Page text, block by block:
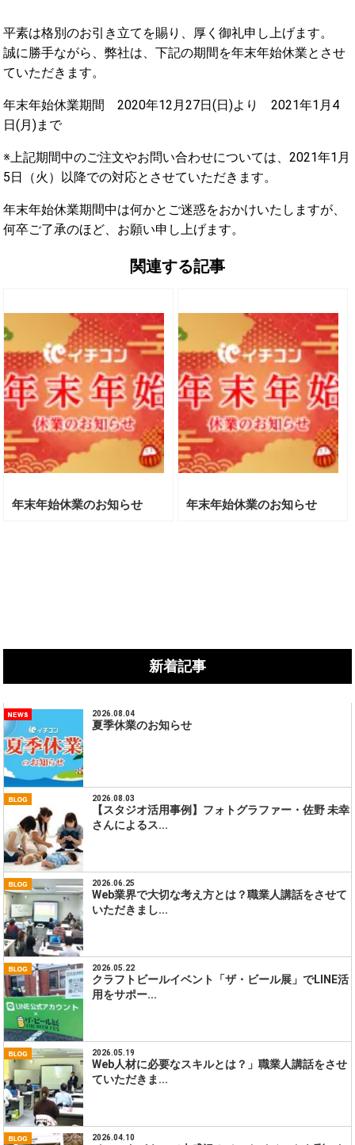
平素は格別のお引き立てを賜り、厚く御礼申し上げます。
誠に勝手ながら、弊社は、下記の期間を年末年始休業とさせ
ていただきます。
年末年始休業期間 2020年12月27日(日)より 2021年1月4
日(月)まで
※上記期間中のご注文やお問い合わせについては、2021年1月
5日（火）以降での対応とさせていただきます。
年末年始休業期間中は何かとご迷惑をおかけいたしますが、
何卒ご了承のほど、お願い申し上げます。
関連する記事
年末年始休業のお知らせ 年末年始休業のお知らせ
新着記事
2026.08.04
夏季休業のお知らせ
2026.08.03
【スタジオ活用事例】フォトグラファー・佐野 未幸
さんによるス...
2026.06.25
Web業界で大切な考え方とは？職業人講話をさせて
いただきまし...
2026.05.22
クラフトビールイベント「ザ・ビール展」でLINE活
用をサポー...
2026.05.19
Web人材に必要なスキルとは？」職業人講話をさせ
ていただきま...
2026.04.10